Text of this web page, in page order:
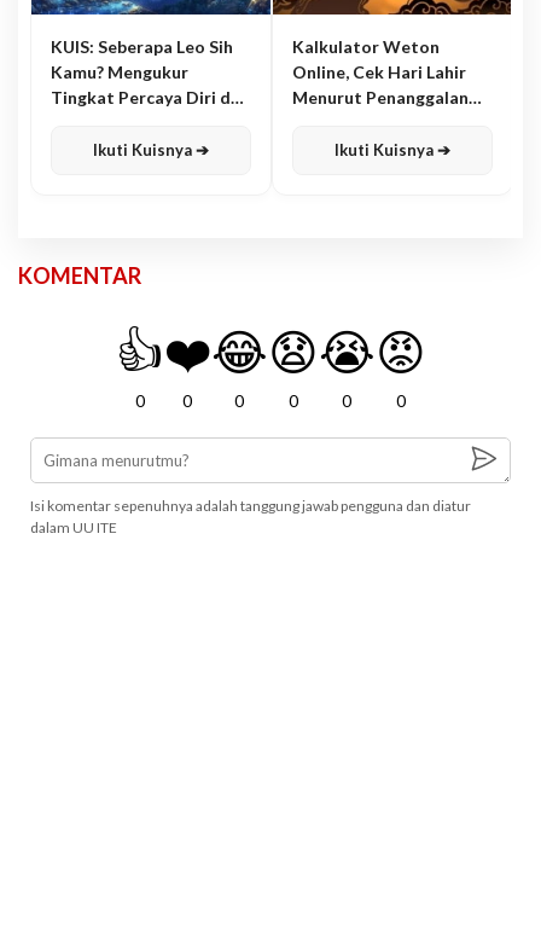
KUIS: Seberapa Leo Sih
Kamu? Mengukur
Tingkat Percaya Diri dan
Ikuti Kuisnya ➔
Kalkulator Weton
Online, Cek Hari Lahir
Menurut Penanggalan
Ikuti Kuisnya ➔
KOMENTAR
👍
0
❤️
0
😂
0
😧
0
😭
0
😡
0
Isi komentar sepenuhnya adalah tanggung jawab pengguna dan diatur
dalam UU ITE